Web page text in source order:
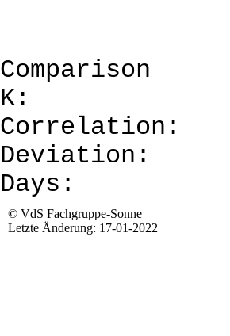
K:
© VdS Fachgruppe-Sonne
Letzte Änderung: 17-01-2022